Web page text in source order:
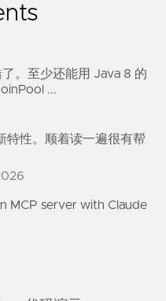
。至少还能用 Java 8 的
...
特性。顺着读一遍很有帮
MCP server with Claude